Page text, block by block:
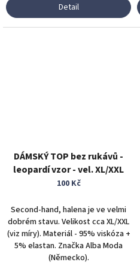
Detail
DÁMSKÝ TOP bez rukávů -
leopardí vzor - vel. XL/XXL
100 Kč
Second-hand, halena je ve velmi
dobrém stavu. Velikost cca XL/XXL
(viz míry). Materiál - 95% viskóza +
5% elastan. Značka Alba Moda
(Německo).